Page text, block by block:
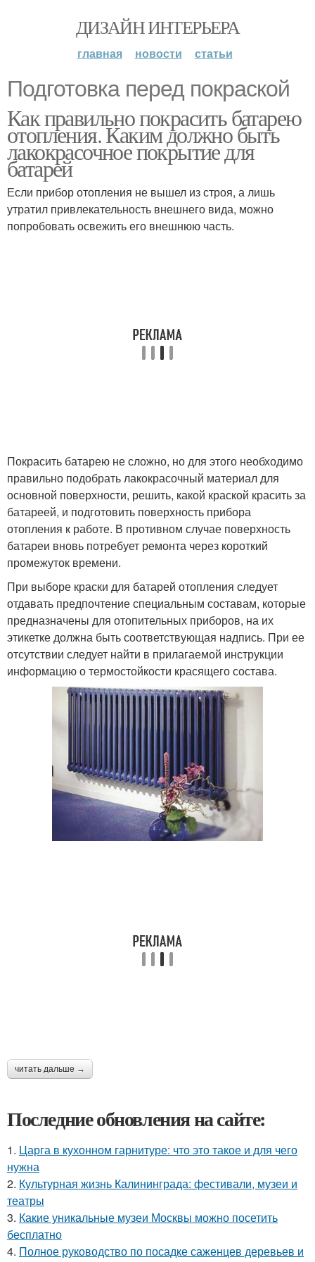
ДИЗАЙН ИНТЕРЬЕРА
главная новости статьи
Подготовка перед покраской
Как правильно покрасить батарею
отопления. Каким должно быть
лакокрасочное покрытие для
батарей
Если прибор отопления не вышел из строя, а лишь
утратил привлекательность внешнего вида, можно
попробовать освежить его внешнюю часть.
Покрасить батарею не сложно, но для этого необходимо
правильно подобрать лакокрасочный материал для
основной поверхности, решить, какой краской красить за
батареей, и подготовить поверхность прибора
отопления к работе. В противном случае поверхность
батареи вновь потребует ремонта через короткий
промежуток времени.
При выборе краски для батарей отопления следует
отдавать предпочтение специальным составам, которые
предназначены для отопительных приборов, на их
этикетке должна быть соответствующая надпись. При ее
отсутствии следует найти в прилагаемой инструкции
информацию о термостойкости красящего состава.
читать дальше →
Последние обновления на сайте:
1. Царга в кухонном гарнитуре: что это такое и для чего
нужна
2. Культурная жизнь Калининграда: фестивали, музеи и
театры
3. Какие уникальные музеи Москвы можно посетить
бесплатно
4. Полное руководство по посадке саженцев деревьев и